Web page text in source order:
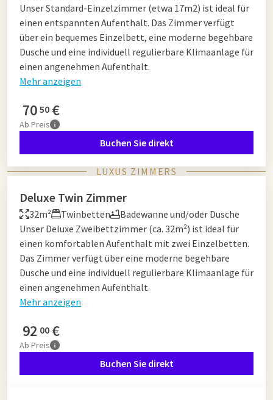
Unser Standard-Einzelzimmer (etwa 17m2) ist ideal für
einen entspannten Aufenthalt. Das Zimmer verfügt
über ein bequemes Einzelbett, eine moderne begehbare
Dusche und eine individuell regulierbare Klimaanlage für
einen angenehmen Aufenthalt.
Mehr anzeigen
70 50 €
Ab Preis
Buchen Sie direkt
LUXUS ZIMMERS
Deluxe Twin Zimmer
32m² Twinbetten
Badewanne und/oder Dusche
Unser Deluxe Zweibettzimmer (ca. 32m²) ist ideal für
einen komfortablen Aufenthalt mit zwei Einzelbetten.
Das Zimmer verfügt über eine moderne begehbare
Dusche und eine individuell regulierbare Klimaanlage für
einen angenehmen Aufenthalt.
Mehr anzeigen
92 00 €
Ab Preis
Buchen Sie direkt